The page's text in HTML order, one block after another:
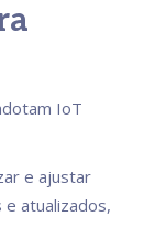
IoT
e ajustar
atualizados,